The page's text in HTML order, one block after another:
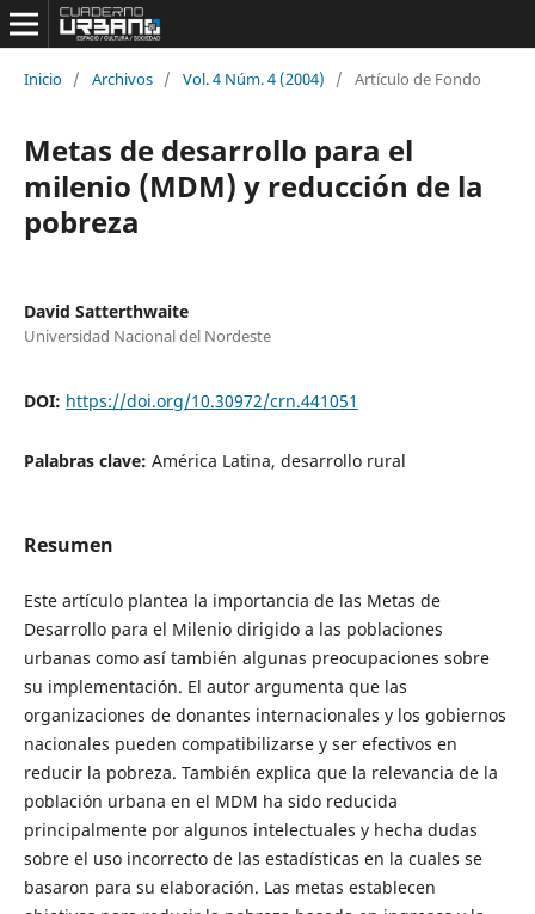
Inicio / Archivos / Vol. 4 Núm. 4 (2004) / Artículo de Fondo
Metas de desarrollo para el
milenio (MDM) y reducción de la
pobreza
David Satterthwaite
Universidad Nacional del Nordeste
DOI: https://doi.org/10.30972/crn.441051
Palabras clave: América Latina, desarrollo rural
Resumen
Este artículo plantea la importancia de las Metas de
Desarrollo para el Milenio dirigido a las poblaciones
urbanas como así también algunas preocupaciones sobre
su implementación. El autor argumenta que las
organizaciones de donantes internacionales y los gobiernos
nacionales pueden compatibilizarse y ser efectivos en
reducir la pobreza. También explica que la relevancia de la
población urbana en el MDM ha sido reducida
principalmente por algunos intelectuales y hecha dudas
sobre el uso incorrecto de las estadísticas en la cuales se
basaron para su elaboración. Las metas establecen